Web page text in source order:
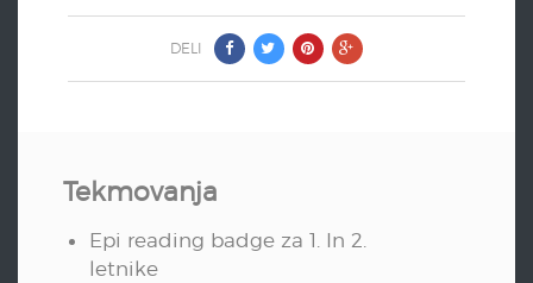
DELI
Tekmovanja
Epi reading badge za 1. In 2.
letnike